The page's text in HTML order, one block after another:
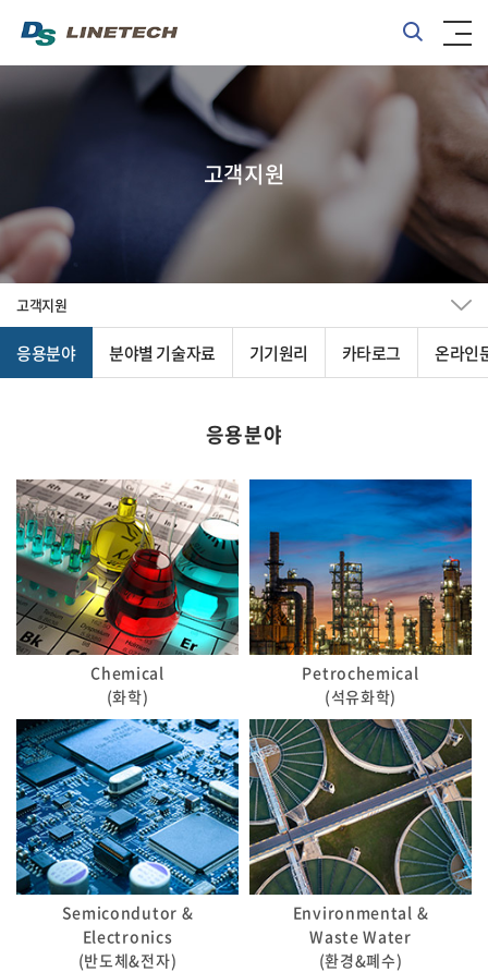
고객지원
고객지원
응용분야 분야별 기술자료 기기원리 카타로그 온라인
응용분야
Chemical
(화학)
Petrochemical
(석유화학)
Semicondutor &
Electronics
(반도체&전자)
Environmental &
Waste Water
(환경&폐수)